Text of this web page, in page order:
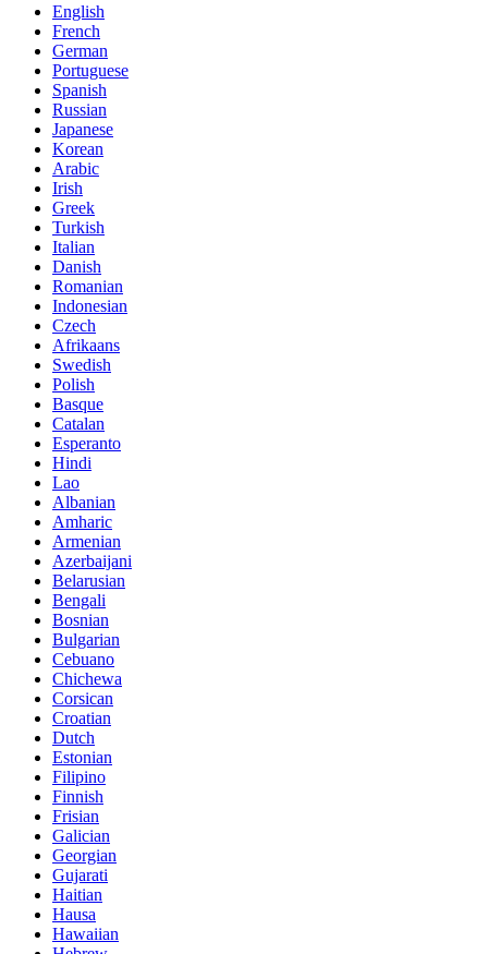
English
French
German
Portuguese
Spanish
Russian
Japanese
Korean
Arabic
Irish
Greek
Turkish
Italian
Danish
Romanian
Indonesian
Czech
Afrikaans
Swedish
Polish
Basque
Catalan
Esperanto
Hindi
Lao
Albanian
Amharic
Armenian
Azerbaijani
Belarusian
Bengali
Bosnian
Bulgarian
Cebuano
Chichewa
Corsican
Croatian
Dutch
Estonian
Filipino
Finnish
Frisian
Galician
Georgian
Gujarati
Haitian
Hausa
Hawaiian